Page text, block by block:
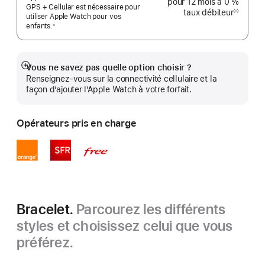
GPS + Cellular est nécessaire pour
utiliser Apple Watch pour vos
enfants.※
taux débiteur
page
◊◊
Vous ne savez pas quelle option choisir ?
Renseignez-vous sur la connectivité cellulaire et la
façon d’ajouter l’Apple Watch à votre forfait.
Afficher
plus
Opérateurs pris en charge
Bracelet. Parcourez les différents
styles et choisissez celui que vous
préférez.